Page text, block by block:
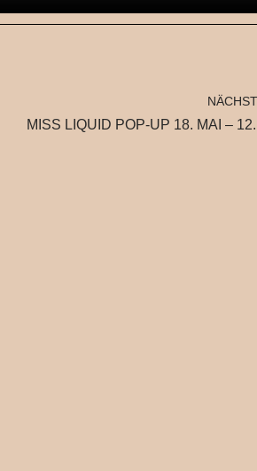
MISS LIQUID POP-UP 18. MAI –